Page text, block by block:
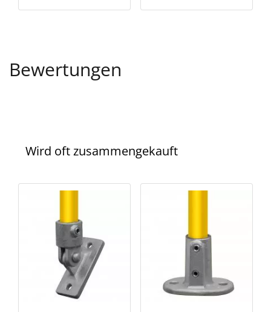
Bewertungen
Wird oft zusammengekauft